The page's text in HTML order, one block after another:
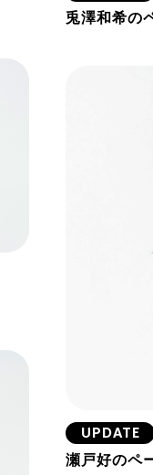
兎澤和希の
UPDATE
瀬戸好のペ